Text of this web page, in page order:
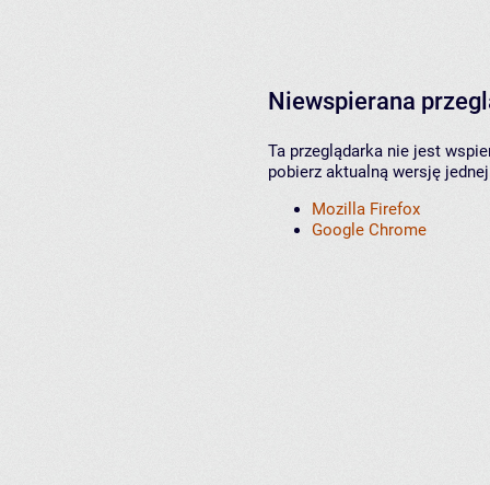
Niewspierana
Ta przeglądarka nie jest
pobierz aktualną wersję
Mozilla Firefox
Google Chrome